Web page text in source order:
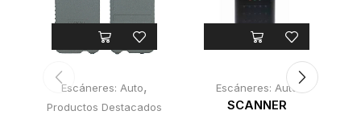
Escáneres: Auto,
Productos Destacados
Escáneres: Auto
SCANNER